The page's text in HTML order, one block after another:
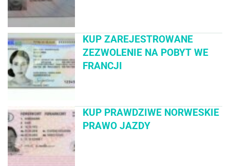
KUP ZAREJESTROWANE
ZEZWOLENIE NA POBYT WE
FRANCJI
KUP PRAWDZIWE NORWESKIE
PRAWO JAZDY